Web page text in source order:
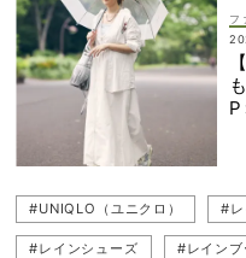
#雨の日 #タイトスカート
#スナップ（SNAP） #スカ
#UNIQLO（ユニクロ） #
フ
P
#UNIQLO（ユニクロ） #レ
#レインシューズ #レインブ